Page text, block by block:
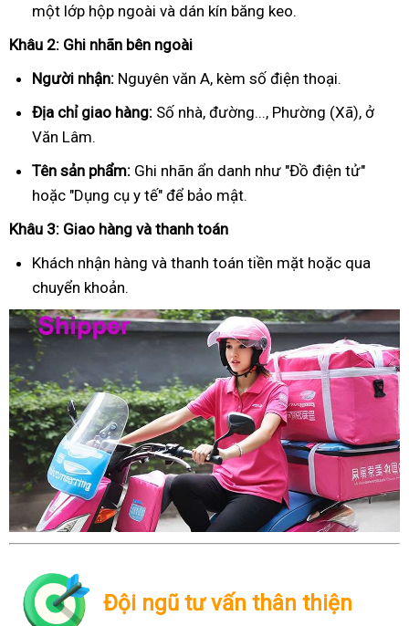
một lớp hộp ngoài và dán kín băng keo.
Khâu 2: Ghi nhãn bên ngoài
Người nhận: Nguyên văn A, kèm số điện thoại.
Địa chỉ giao hàng: Số nhà, đường..., Phường (Xã), ở
Văn Lâm.
Tên sản phẩm: Ghi nhãn ẩn danh như "Đồ điện tử"
hoặc "Dụng cụ y tế" để bảo mật.
Khâu 3: Giao hàng và thanh toán
Khách nhận hàng và thanh toán tiền mặt hoặc qua
chuyển khoản.
Đội ngũ tư vấn thân thiện